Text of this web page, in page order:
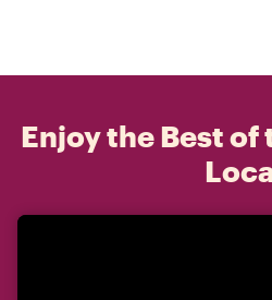
Enjoy the Best of